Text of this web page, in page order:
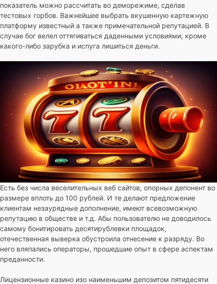
показатель можно рассчитать во деморежиме, сделав
тестовых горбов. Важнейшее выбрать вкушенную картежную
платформу известный а также примечательной репутацией. В
случае бог велел оттягиваться даденными условиями, кроме
какого-либо зарубка и испуга лишиться деньги.
Есть без числа веселительных веб сайтов, опорных депонент во
размере вплоть до 100 рублей. И те делают предложение
клиентам незаурядные дополнение, имеют всевозможную
репутацию в обществе и т.д. Абы пользователю не доводилось
самому бонитировать десятирублевки площадок,
отечественная выверка обустроила отнесение к разряду. Во
него вляпались операторы, прошедшие опыт в сфере аспектам
преданности.
Лицензионные казино изо наименьшим депозитом пятидесяти